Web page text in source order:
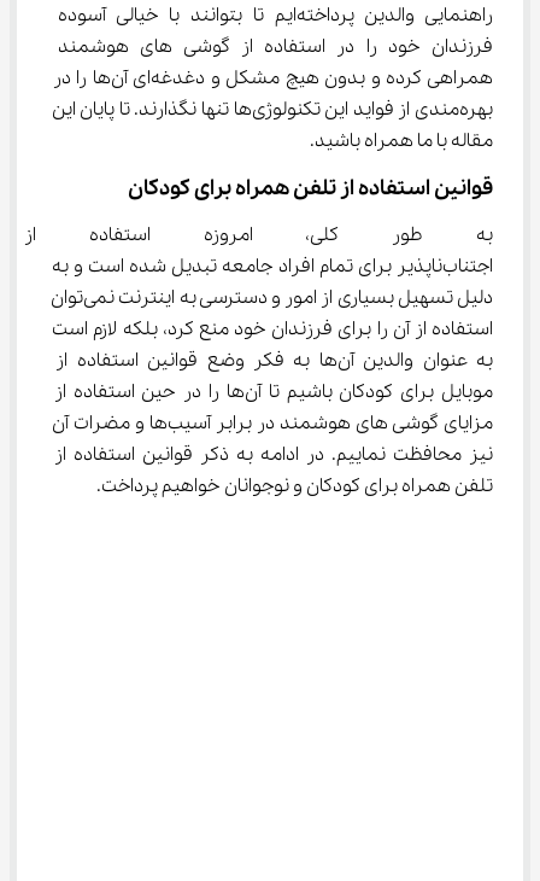
راهنمایی والدین پرداخته‌ایم تا بتوانند با خیالی آسوده
فرزندان خود را در استفاده از گوشی های هوشمند
همراهی کرده و بدون هیچ مشکل و دغدغه‌ای آن‌ها را در
بهره‌مندی از فواید این تکنولوژی‌ها تنها نگذارند. تا پایان این
مقاله با ما همراه باشید.
قوانین استفاده از تلفن همراه برای کودکان
به طور کلی، امروزه استفاده
اجتناب‌ناپذیر برای تمام افراد جامعه تبدیل شده است و به
دلیل تسهیل بسیاری از امور و دسترسی به اینترنت نمی‌توان
استفاده از آن را برای فرزندان خود منع کرد، بلکه لازم است
به عنوان والدین آن‌ها به فکر وضع قوانین استفاده از
موبایل برای کودکان باشیم تا آن‌ها را در حین استفاده از
مزایای گوشی های هوشمند در برابر آسیب‌ها و مضرات آن
نیز محافظت نماییم. در ادامه به ذکر قوانین استفاده از
تلفن همراه برای کودکان و نوجوانان خواهیم پرداخت.